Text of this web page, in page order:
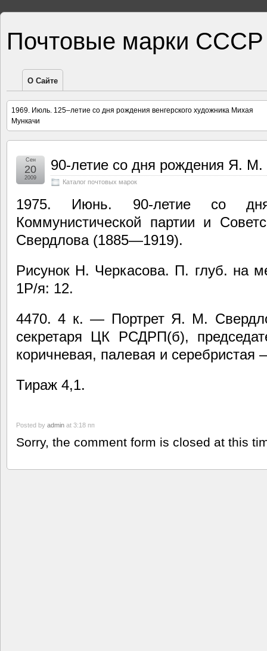
Почтовые марки СССР
О Сайте
1969. Июль. 125–летие со дня рождения венгерского художника Михая
Мункачи
90-летие со дня рождения Я.
Каталог почтовых марок
Сен
20
2009
1975. Июнь. 90-летие со
Коммунистической партии и
Свердлова (1885—1919).
Рисунок Н. Черкасова. П. глуб. на
1Р/я: 12.
4470. 4 к. — Портрет Я. М.
секретаря ЦК РСДРП(б),
коричневая, палевая и
Тираж 4,1.
Posted by admin at 3:18 пп
Sorry, the comment form is closed at this